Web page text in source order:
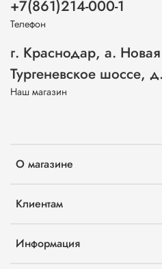
О магазине
Клиентам
Информация
+7(861)214-000-1
Телефон
г. Краснодар, а.
Тургеневское шоссе,
Наш магазин